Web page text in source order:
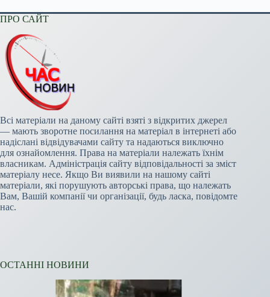
ПРО САЙТ
Всі матеріали на даному сайті взяті з відкритих джерел
— мають зворотне посилання на матеріал в інтернеті або
надіслані відвідувачами сайту та надаються виключно
для ознайомлення. Права на матеріали належать їхнім
власникам. Адміністрація сайту відповідальності за зміст
матеріалу несе. Якщо Ви виявили на нашому сайті
матеріали, які порушують авторські права, що належать
Вам, Вашій компанії чи організації, будь ласка, повідомте
нас.
ОСТАННІ НОВИНИ